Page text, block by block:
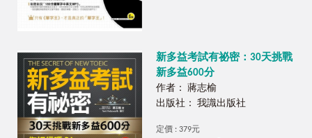
新多益考試有祕密：30天挑戰
新多益600分
作者： 蔣志榆
出版社： 我識出版社
定價 : 379元